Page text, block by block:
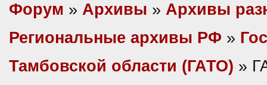
Форум » Архивы » Архивы
Региональные архивы РФ »
Тамбовской области (ГАТО) »